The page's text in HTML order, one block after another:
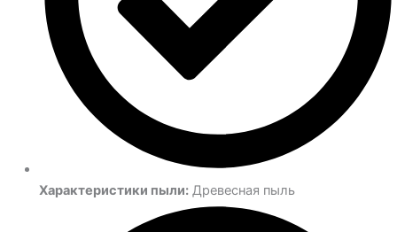
Характеристики пыли:Древесная пыль